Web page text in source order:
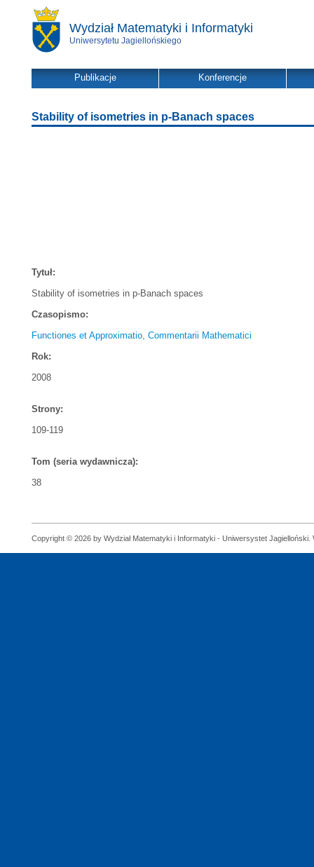
Wydział Matematyki i Informatyki
Uniwersytetu Jagiellońskiego
Publikacje Konferencje
Stability of isometries in p-Banach spaces
Tytuł:
Stability of isometries in p-Banach spaces
Czasopismo:
Functiones et Approximatio, Commentarii Mathematici
Rok:
2008
Strony:
109-119
Tom (seria wydawnicza):
38
Copyright © 2026 by Wydział Matematyki i Informatyki - Uniwersystet